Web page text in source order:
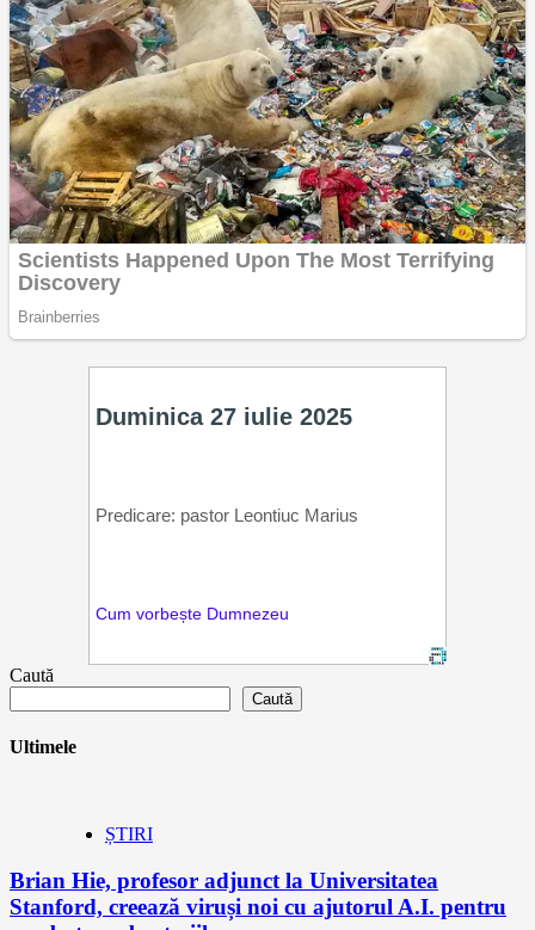
Caută
Caută
Ultimele
ȘTIRI
Brian Hie, profesor adjunct la Universitatea
Stanford, creează viruși noi cu ajutorul A.I. pentru